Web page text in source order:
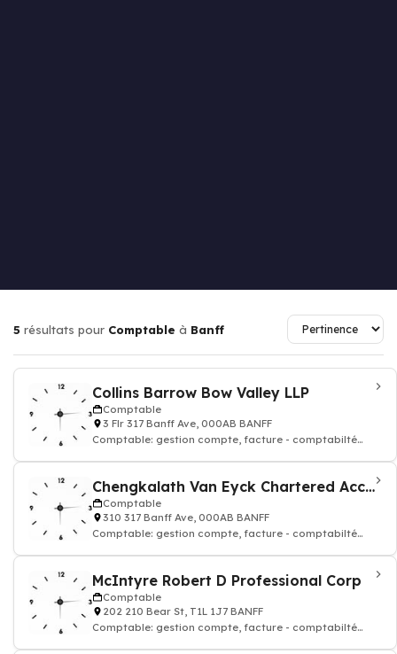
5 résultats pour Comptable à Banff
Collins Barrow Bow Valley LLP
Comptable
3 Flr 317 Banff Ave, 000AB BANFF
Comptable: gestion compte, facture - comptabilté
Chengkalath Van Eyck Chartered Accountants
Comptable
310 317 Banff Ave, 000AB BANFF
Comptable: gestion compte, facture - comptabilté
McIntyre Robert D Professional Corp
Comptable
202 210 Bear St, T1L 1J7 BANFF
Comptable: gestion compte, facture - comptabilté